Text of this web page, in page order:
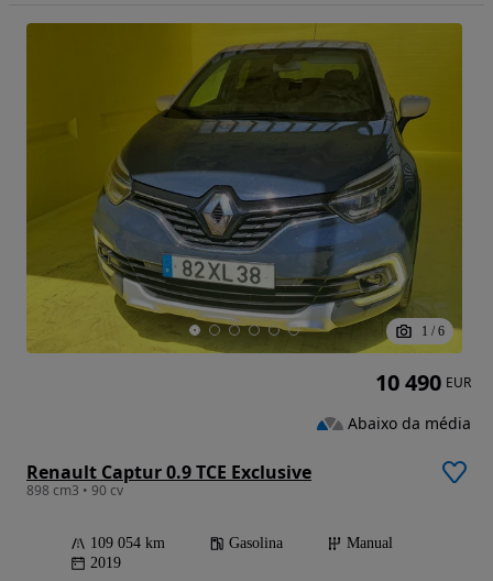
1 / 6
Renault Captur 0.9 TCE Exclusive
898 cm3 • 90 cv
109 054 km Gasolina
Manual
2019
10 490 EUR
Abaixo da média